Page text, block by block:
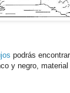
podrás
y negro,